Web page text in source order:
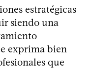
estratégicas
siendo una
exprima bien
que